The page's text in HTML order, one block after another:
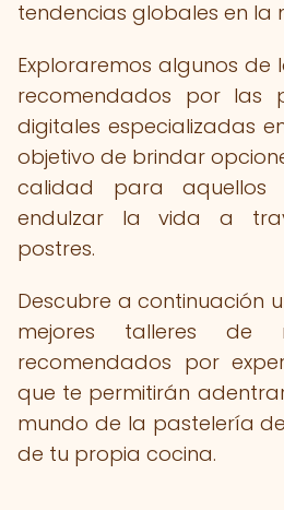
tendencias globales en la
Exploraremos algunos de
recomendados por las
digitales especializadas
objetivo de brindar
calidad para aquellos
endulzar la vida a
postres.
Descubre a continuación
mejores talleres de
recomendados por
que te permitirán
mundo de la pastelería
de tu propia cocina.